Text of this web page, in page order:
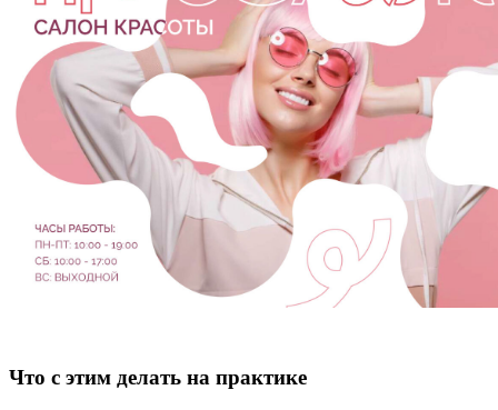
Что с этим делать на практике